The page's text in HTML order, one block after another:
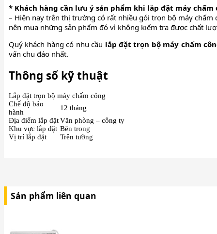
* Khách hàng cần lưu ý sản phẩm khi lắp đặt máy chấm
– Hiện nay trên thị trường có rất nhiều gói trọn bộ máy
nên mua những sản phẩm đó vì không kiểm tra được chất
Quý khách hàng có nhu cầu lắp đặt trọn bộ máy chấm
vấn chu đáo nhất.
Thông số kỹ thuật
Lắp đặt trọn bộ máy chấm công
Chế độ bảo
hành
12 tháng
Địa điểm lắp đặtVăn phòng – công ty
Khu vực lắp đặt Bên trong
Vị trí lắp đặt
Trên tường
Sản phẩm liên quan